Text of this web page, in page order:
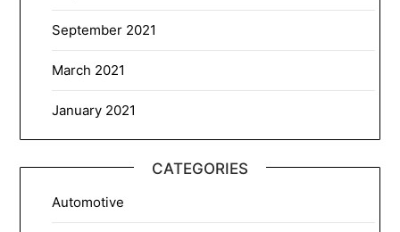
September 2021
March 2021
January 2021
CATEGORIES
Automotive